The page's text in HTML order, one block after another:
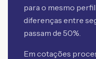
para o mesmo
diferenças entre
passam de 50%.
Em cotações